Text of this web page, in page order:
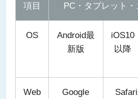
項目 PC・タブレット
OS
Android最
新版
iOS10
以降
Web
Google